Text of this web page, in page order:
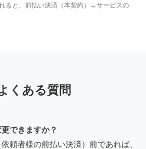
ると、前払い決済（本契約）→サービスの
くある質問
できますか？
頼者様の前払い決済）前であれば、